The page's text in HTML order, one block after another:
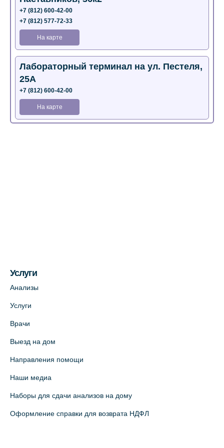
+7 (812) 600-42-00
+7 (812) 577-72-33
На карте
Лабораторный терминал на ул. Пестеля,
25А
+7 (812) 600-42-00
На карте
Медицинский центр на пр. Просвещения,
12к2 (официальный партнер)
Медицинский центр "Доктор Семейный"
(официальный партнер),
+7 (812) 664-55-80
На карте
Услуги
Анализы
Услуги
Врачи
Выезд на дом
Направления помощи
Наши медиа
Наборы для сдачи анализов на дому
Оформление справки для возврата НДФЛ